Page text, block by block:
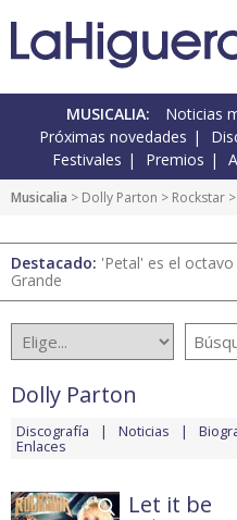
MUSICALIA: Noticias
Próximas novedades
Festivales
Premios
Musicalia > Dolly Parton > Rockstar
Destacado: 'Petal' es el
Grande
Dolly Parton
Discografía Noticias
Enlaces
Let it be